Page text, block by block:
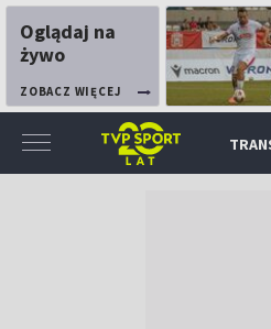
Oglądaj na
żywo
ZOBACZ WIĘCEJ